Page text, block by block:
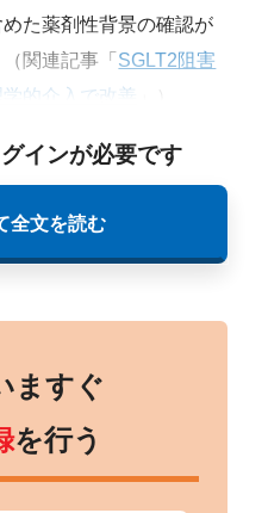
た薬剤性背景の確認が
関連記事「 SGLT2阻害
的介入で改善
インが必要です
全文を読む
ますぐ
を行う